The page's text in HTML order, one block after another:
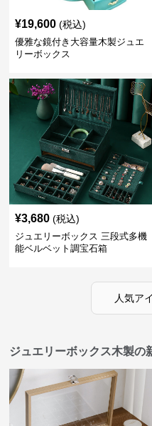
¥19,600 (税込)
優雅な鏡付き大容量木製ジュエ
リーボックス
¥3,680 (税込)
ジュエリーボックス 三段式多機
能ベルベット調宝石箱
人気ア
ジュエリーボックス木製の